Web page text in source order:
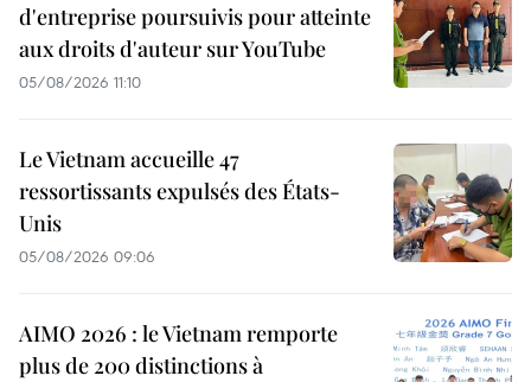
d'entreprise poursuivis pour atteinte
aux droits d'auteur sur YouTube
05/08/2026 11:10
Le Vietnam accueille 47
ressortissants expulsés des États-
Unis
05/08/2026 09:06
AIMO 2026 : le Vietnam remporte
plus de 200 distinctions à